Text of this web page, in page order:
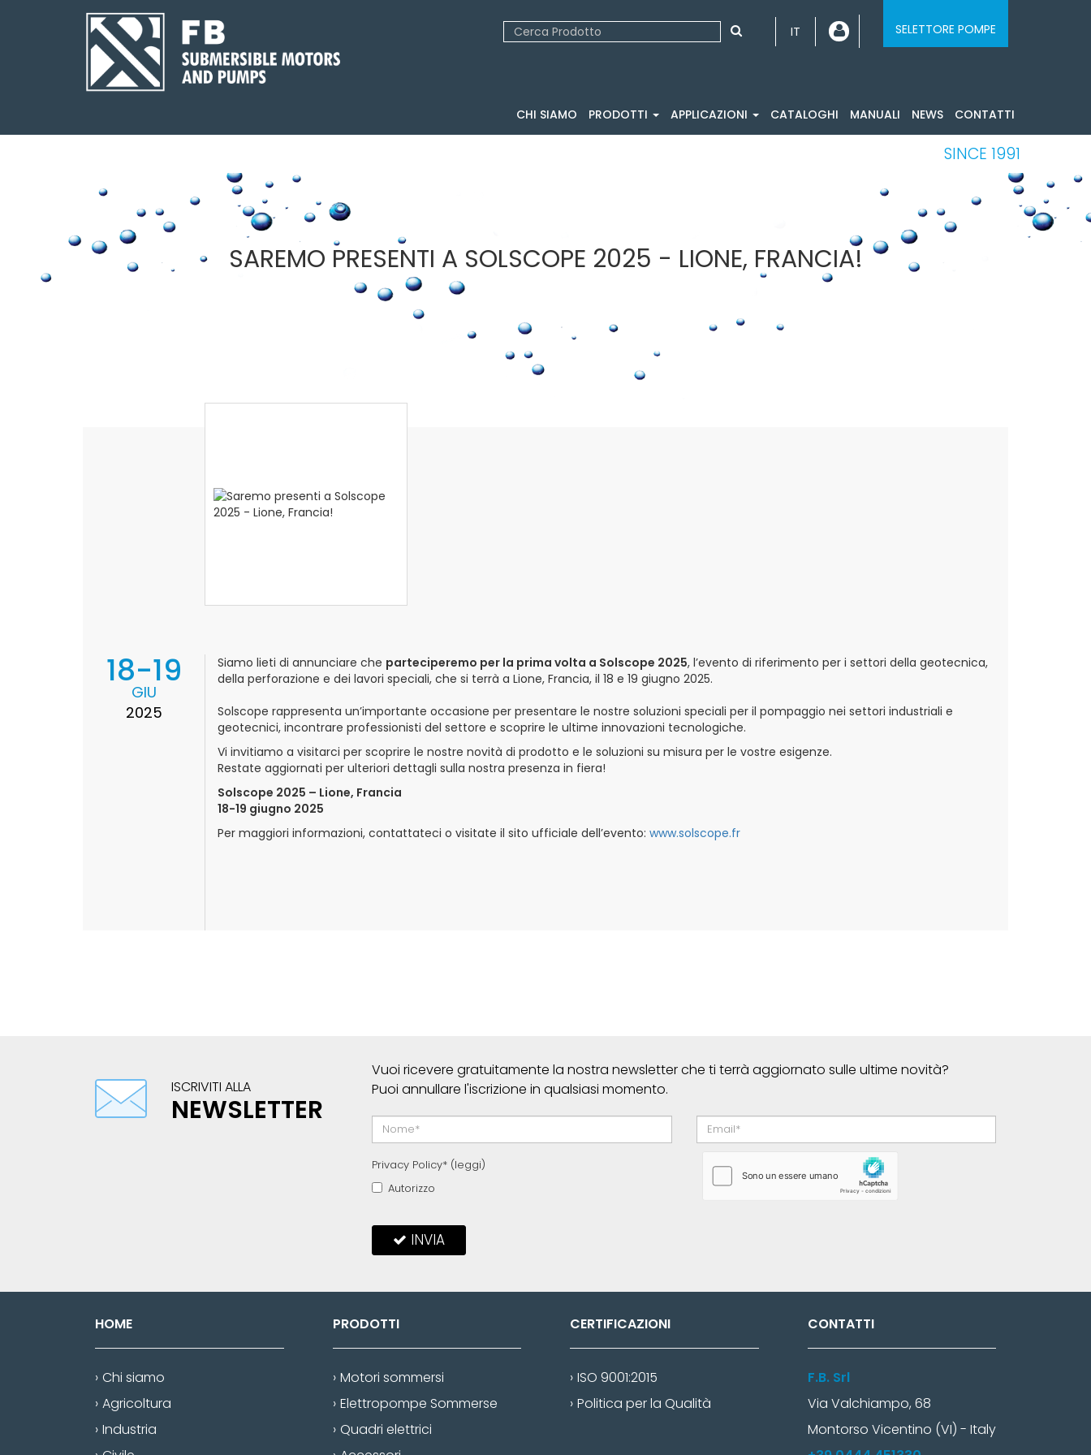
IT SELETTORE POMPE
CHI SIAMO PRODOTTI APPLICAZIONI CATALOGHI MANUALI NEWS CONTATTI
SINCE 1991
SAREMO PRESENTI A SOLSCOPE 2025 - LIONE, FRANCIA!
18-19
GIU
2025
Siamo lieti di annunciare che parteciperemo per la prima volta a Solscope 2025, l’evento di riferimento per i settori della geotecnica,
della perforazione e dei lavori speciali, che si terrà a Lione, Francia, il 18 e 19 giugno 2025.
Solscope rappresenta un’importante occasione per presentare le nostre soluzioni speciali per il pompaggio nei settori industriali e
geotecnici, incontrare professionisti del settore e scoprire le ultime innovazioni tecnologiche.
Vi invitiamo a visitarci per scoprire le nostre novità di prodotto e le soluzioni su misura per le vostre esigenze.
Restate aggiornati per ulteriori dettagli sulla nostra presenza in fiera!
Solscope 2025 – Lione, Francia
18-19 giugno 2025
Per maggiori informazioni, contattateci o visitate il sito ufficiale dell’evento: www.solscope.fr
ISCRIVITI ALLA
NEWSLETTER
Vuoi ricevere gratuitamente la nostra newsletter che ti terrà aggiornato sulle ultime novità?
Puoi annullare l'iscrizione in qualsiasi momento.
Privacy Policy* (leggi)
Autorizzo
INVIA
HOME
Chi siamo
Agricoltura
Industria
PRODOTTI
Motori sommersi
Elettropompe Sommerse
Quadri elettrici
CERTIFICAZIONI
ISO 9001:2015
Politica per la Qualità
CONTATTI
F.B. Srl
Via Valchiampo, 68
Montorso Vicentino (VI) - Italy